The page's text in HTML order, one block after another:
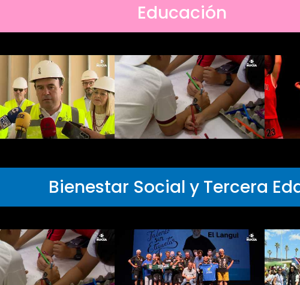
Educación
Bienestar Social y Tercera